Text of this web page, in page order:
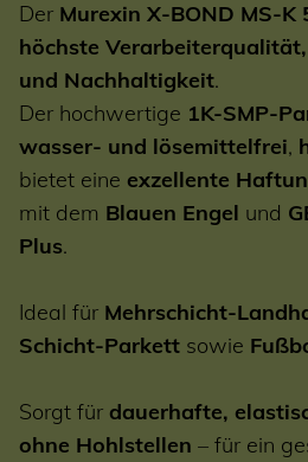
Der Murexin X-BOND MS-K
höchste
und Nachhaltigkeit.
Der hochwertige 1K-SMP-
wasser- und lösemittelfrei,
bietet eine exzellente
mit dem Blauen Engel und
Plus.
Ideal für Mehrschicht-
Schicht-Parkett sowie
Sorgt für dauerhafte,
ohne Hohlstellen – für ein